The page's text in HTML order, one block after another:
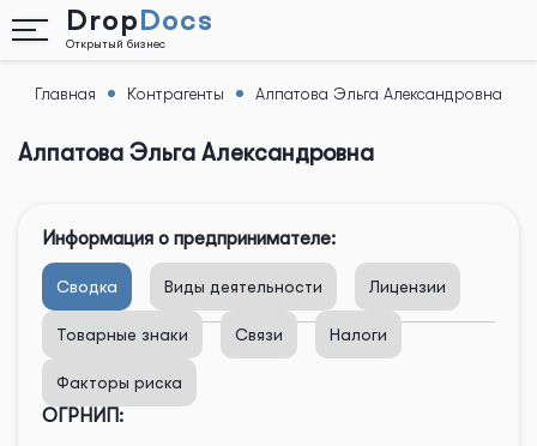
DropDocs
Открытый бизнес
Назад
Главная Контрагенты Алпатова Эльга Александровна
Алпатова Эльга Александровна
Информация о предпринимателе:
Сводка Виды деятельности Лицензии
Товарные знаки Связи Налоги
Факторы риска
ОГРНИП: